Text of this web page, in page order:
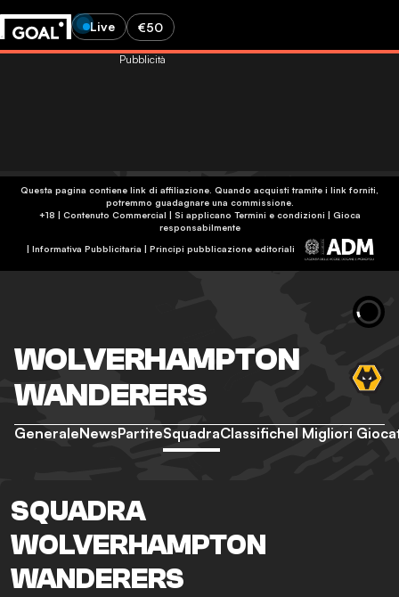
Live €50
Questa pagina contiene link di affiliazione. Quando acquisti tramite i link forniti,
potremmo guadagnare una commissione.
+18 | Contenuto Commercial | Si applicano Termini e condizioni | Gioca
responsabilmente
| Informativa Pubblicitaria | Principi pubblicazione editoriali
Pubblicità
WOLVERHAMPTON
WANDERERS
GeneraleNewsPartiteSquadraClassificheI Migliori
SQUADRA
WOLVERHAMPTON
WANDERERS